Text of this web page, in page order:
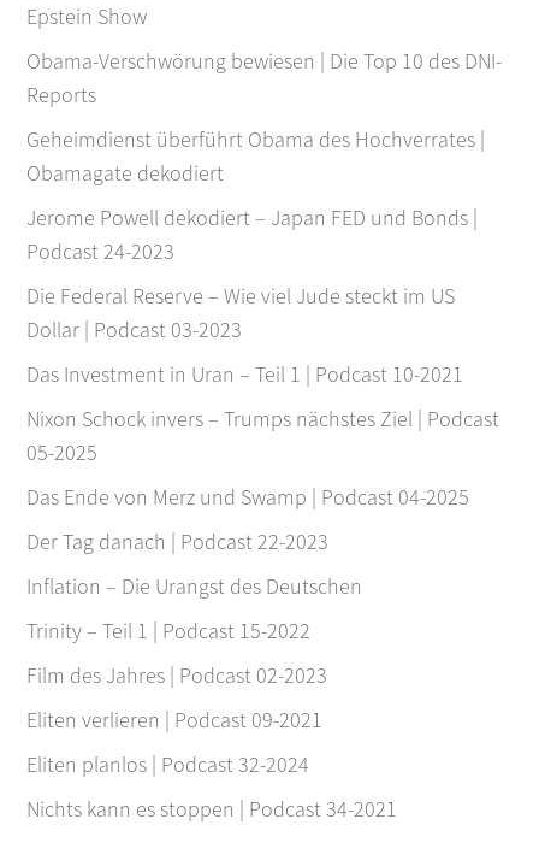
Epstein Show
Obama-Verschwörung bewiesen | Die Top 10 des DNI-
Reports
Geheimdienst überführt Obama des Hochverrates |
Obamagate dekodiert
Jerome Powell dekodiert – Japan FED und Bonds |
Podcast 24-2023
Die Federal Reserve – Wie viel Jude steckt im US
Dollar | Podcast 03-2023
Das Investment in Uran – Teil 1 | Podcast 10-2021
Nixon Schock invers – Trumps nächstes Ziel | Podcast
05-2025
Das Ende von Merz und Swamp | Podcast 04-2025
Der Tag danach | Podcast 22-2023
Inflation – Die Urangst des Deutschen
Trinity – Teil 1 | Podcast 15-2022
Film des Jahres | Podcast 02-2023
Eliten verlieren | Podcast 09-2021
Eliten planlos | Podcast 32-2024
Nichts kann es stoppen | Podcast 34-2021